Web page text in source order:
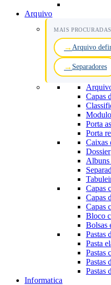
Arquivo
MAIS PROCURADAS
Arquivo
Separadores
Capas
Porta
Porta
Caixas
Dossier
Albuns
Capas
Capas
Capas
Bloco
Bolsas
Pastas
Pasta
Pastas
Pastas
Pastas
Informatica